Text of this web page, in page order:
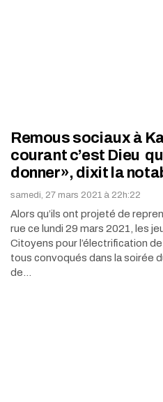
Remous sociaux à
courant c’est Dieu
donner», dixit la
samedi, 27 mars 2021 à 22h:22
Alors qu’ils ont projeté de
rue ce lundi 29 mars 2021, les
Citoyens pour l’électrification
tous convoqués dans la soirée
de…